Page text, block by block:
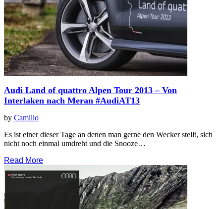
Audi Land of quattro Alpen Tour 2013 – Von
Interlaken nach Meran #AudiAT13
by Camillo
Es ist einer dieser Tage an denen man gerne den Wecker stellt, sich
nicht noch einmal umdreht und die Snooze…
Read More